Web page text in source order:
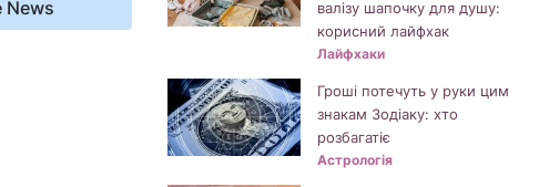
News
валізу шапочку для душу:
корисний лайфхак
Лайфхаки
Гроші потечуть у руки цим
знакам Зодіаку: хто
розбагатіє
Астрологія